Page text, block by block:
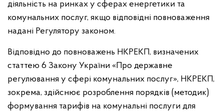
діяльність на ринках у сферах енергетики та
комунальних послуг, якщо відповідні повноваження
надані Регулятору законом.
Відповідно до повноважень НКРЕКП, визначених
статтею 6 Закону України «Про державне
регулювання у сфері комунальних послуг», НКРЕКП,
зокрема, здійснює розроблення порядків (методик)
формування тарифів на комунальні послуги для